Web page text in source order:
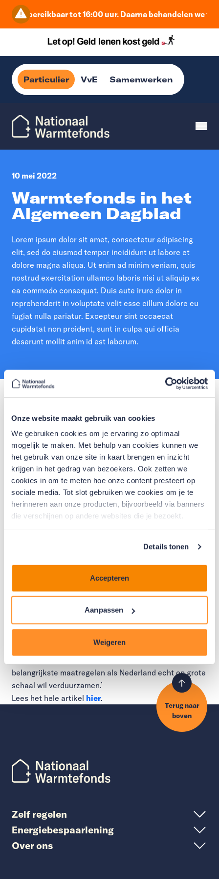
Onze website maakt gebruik van cookies
We gebruiken cookies om je ervaring zo optimaal
mogelijk te maken. Met behulp van cookies kunnen we
het gebruik van onze site in kaart brengen en inzicht
krijgen in het gedrag van bezoekers. Ook zetten we
cookies in om te meten hoe onze content presteert op
sociale media. Tot slot gebruiken we cookies om je te
herinneren aan onze producten, bijvoorbeeld via banners
die verschijnen op andere websites die je bezoekt.
Details tonen
Accepteren
Aanpassen
Weigeren
zijn bereikbaar tot 16:00 uur. Daarna behandelen we
Particulier VvE Samenwerken
10 mei 2022
Warmtefonds in het
Algemeen Dagblad
Lorem ipsum dolor sit amet, consectetur adipiscing
elit, sed do eiusmod tempor incididunt ut labore et
dolore magna aliqua. Ut enim ad minim veniam, quis
nostrud exercitation ullamco laboris nisi ut aliquip ex
ea commodo consequat. Duis aute irure dolor in
reprehenderit in voluptate velit esse cillum dolore eu
fugiat nulla pariatur. Excepteur sint occaecat
cupidatat non proident, sunt in culpa qui officia
deserunt mollit anim id est laborum.
Ons bestuurslid Maartje Brans sprak met journalist
Hans Nijenhuis van het Algemeen Dagblad. Hans
ging langs bij een Energy Party in Den Haag, waar
woning-eigenaren tip&tricks met elkaar delen.
je het geld niet hebt liggen?
Maartje vertelt over de gunstige Energiebespaarlening
van het Warmtefonds, voor particuliere
woningeigenaren en VvE’s. Daarnaast pleit ze namens
provincies en gemeenten. ’Laagdrempelige
belangrijkste maatregelen als Nederland echt op grote
schaal wil verduurzamen.’
Lees het hele artikel hier.
Terug naar
boven
Zelf regelen
Energiebespaarlening
Over ons